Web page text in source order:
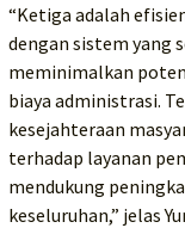
“Ketiga adalah
dengan sistem yang
meminimalkan
biaya administrasi.
kesejahteraan
terhadap layanan
mendukung
keseluruhan,” jelas